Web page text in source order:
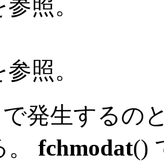
参照。
参照。
発生するの
。fchmodat()